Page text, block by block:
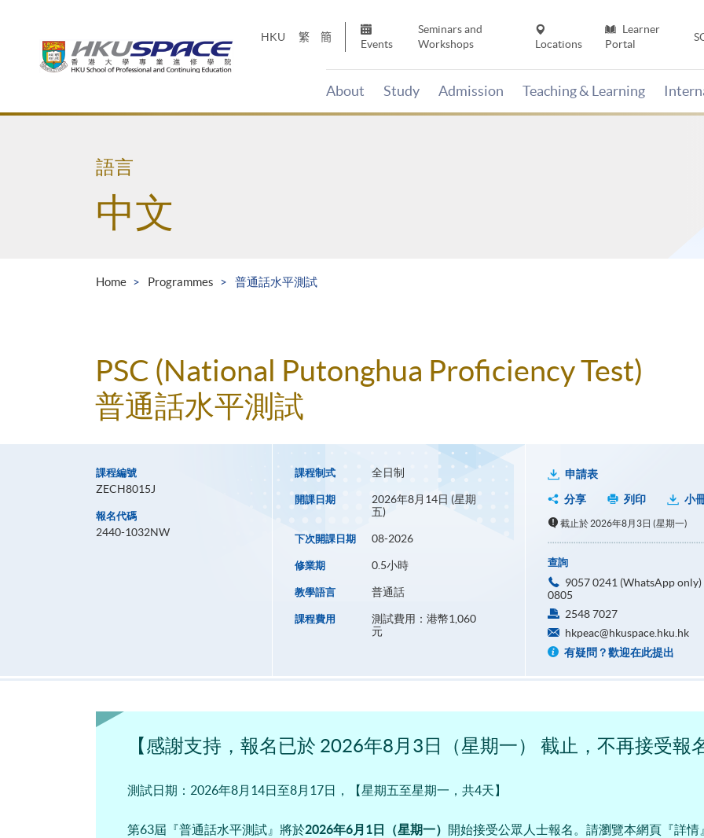
HKU 繁 簡
Events
Seminars and
Workshops
Locations
Learner
Portal
About Study Admission Teaching & Learning
Main
語言
中文
Home Programmes 普通話水平測試
PSC (National Putonghua Proficiency Test)
普通話水平測試
課程編號
ZECH8015J
報名代碼
2440-1032NW
課程制式 全日制
開課日期
2026年8月14日 (星期
五)
下次開課日期 08-2026
修業期 0.5小時
教學語言 普通話
課程費用
測試費用：港幣1,060
元
申請表
分享
列印 小
截止於 2026年8月3日 (星期一)
查詢
9057 0241 (WhatsApp
0805
2548 7027
hkpeac@hkuspace.hku.hk
有疑問？歡迎在此提出
【感謝支持，報名已於 2026年8月3日（星期一） 截止，不再接受報
測試日期： 2026年8月14日至8月17日，【星期五至星期一，共4天】
第63屆『普通話水平測試』將於2026年6月1日（星期一）
開始接受公眾人士報名。請瀏覽本網頁『詳